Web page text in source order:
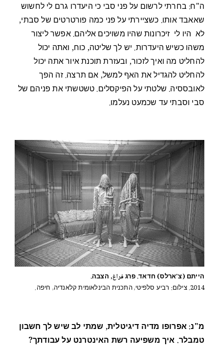
ה"ח: בחרתי לרשום על פני סבי כי היעדרו גרם לי לחשוש
שאאבד אותו. כשציירתי על פני כמה פורטרטים של סבתי,
לא היו לי זיכרונות שהיו משויכים אליהם. אפשר ליצור
משהו כשיש היעדרות. יש לך שליטה, כוח, ואתה יכול
להחליט מה ואיך לזכור, ובעזרת תוכנת איור אתה יכול
להחליט להגדיל את האף למשל, אם תרצה. זה הפך
לאובססיה. שלטתי על הפיקסלים. טשטשתי את פניהם של
סבי וסבתי עד שכמעט נעלמו.
הייתם (צ'ארלס) חדאד. פרג فراغ, הצבה.
2014. צילום: רביע סלפיטי, התכנית הבינלאומית קלאנדיה, חיפה.
מ"נ: אפרופו מדיה דיגיטלית, שמתי לב שיש לך חשבון
טמבלר. איך משפיעה רשת האינטרנט על עבודתך?